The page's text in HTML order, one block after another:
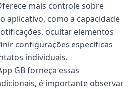
mais controle sobre
aplicativo, como a capacidade
ocultar elementos
configurações específicas
individuais.
GB forneça essas
é importante observar